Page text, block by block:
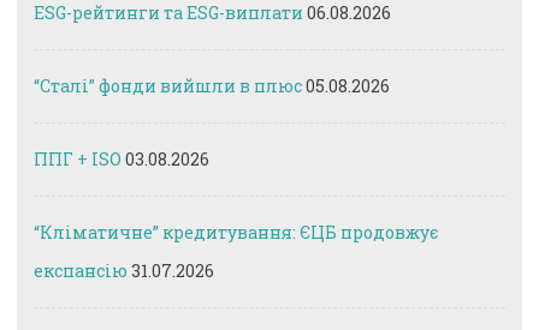
ESG-рейтинги та ESG-виплати 06.08.2026
“Сталі” фонди вийшли в плюс05.08.2026
ППГ + ISO 03.08.2026
“Кліматичне” кредитування: ЄЦБ продовжує
експансію 31.07.2026